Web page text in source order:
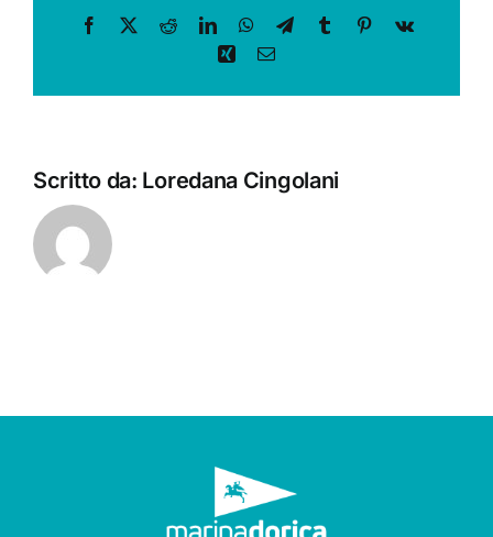
Facebook
X RedditLinkedInWhatsApp
TelegramTumblrPinterest
Vk
Xing Email
Scritto da: Loredana Cingolani